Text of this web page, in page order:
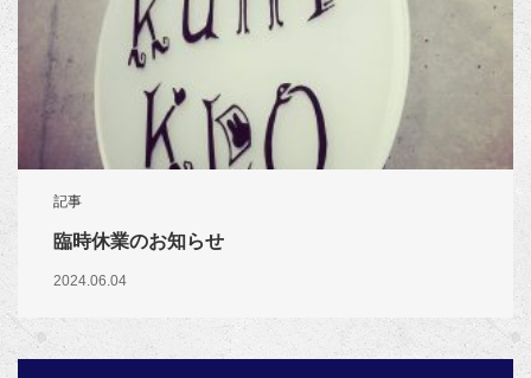
記事
臨時休業のお知らせ
2024.06.04